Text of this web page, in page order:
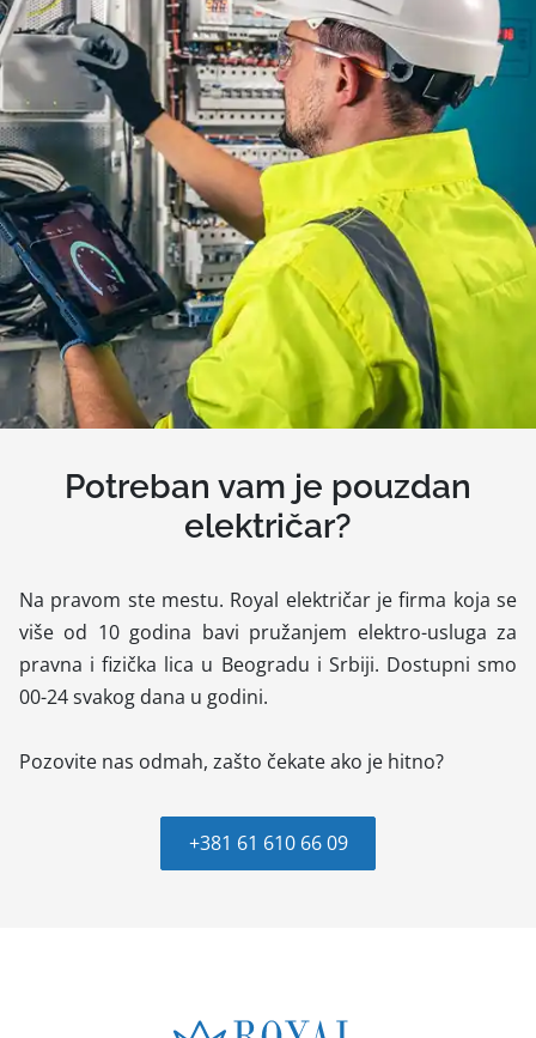
Potreban vam je pouzdan
električar?
Na pravom ste mestu. Royal električar je firma koja se
više od 10 godina bavi pružanjem elektro-usluga za
pravna i fizička lica u Beogradu i Srbiji. Dostupni smo
00-24 svakog dana u godini.
Pozovite nas odmah, zašto čekate ako je hitno?
+381 61 610 66 09